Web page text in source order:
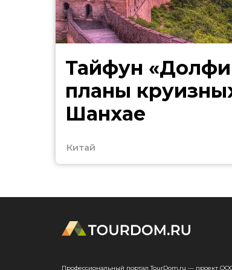
Тайфун
планы
Шанхае
Китай
Профессиональный портал TourDom.ru — проект